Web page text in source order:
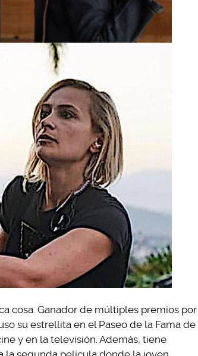
cosa. Ganador de múltiples premios por
su estrellita en el Paseo de la Fama de
y en la televisión. Además, tiene